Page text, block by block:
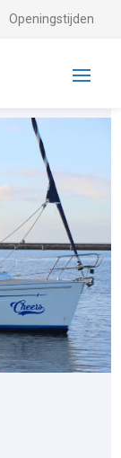
Openingstijden